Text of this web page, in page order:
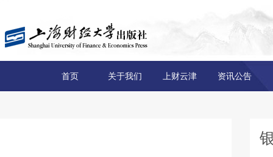
首页 关于我们 上财云津 资讯公告